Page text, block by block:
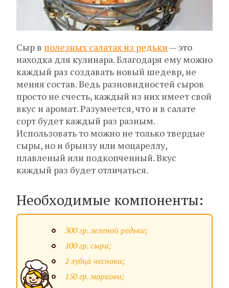
Сыр в полезных салатах из редьки— это
находка для кулинара. Благодаря ему можно
каждый раз создавать новый шедевр, не
меняя состав. Ведь разновидностей сыров
просто не счесть, каждый из них имеет свой
вкус и аромат. Разумеется, что и в салате
сорт будет каждый раз разным.
Использовать то можно не только твердые
сыры, но и брынзу или моцареллу,
плавленый или подкопченный. Вкус
каждый раз будет отличаться.
Необходимые компоненты:
300 гр. зеленой редьки;
100 гр. сыра;
2 зубца чеснока;
150 гр. моркови;